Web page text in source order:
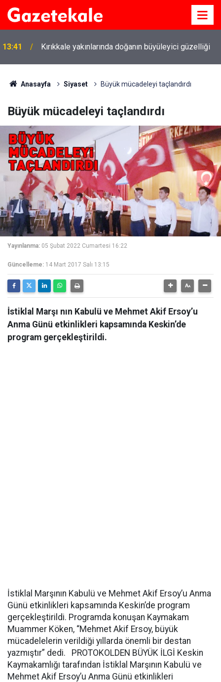
13:41 Kırıkkale yakınlarında doğanın büyüleyici güzelliği
Anasayfa Siyaset Büyük mücadeleyi taçlandırdı
Büyük mücadeleyi taçlandırdı
Yayınlanma: 05 Şubat 2022 Cumartesi 16:22
Güncelleme: 14 Mart 2017 Salı 13:15
İstiklal Marşı nın Kabulü ve Mehmet Akif Ersoy’u
Anma Günü etkinlikleri kapsamında Keskin’de
program gerçekleştirildi.
İstiklal Marşının Kabulü ve Mehmet Akif Ersoy’u Anma
Günü etkinlikleri kapsamında Keskin’de program
gerçekleştirildi. Programda konuşan Kaymakam
Muammer Köken, “Mehmet Akif Ersoy, büyük
mücadelelerin verildiği yıllarda önemli bir destan
yazmıştır” dedi. PROTOKOLDEN BÜYÜK İLGİ Keskin
Kaymakamlığı tarafından İstiklal Marşının Kabulü ve
Mehmet Akif Ersoy’u Anma Günü etkinlikleri